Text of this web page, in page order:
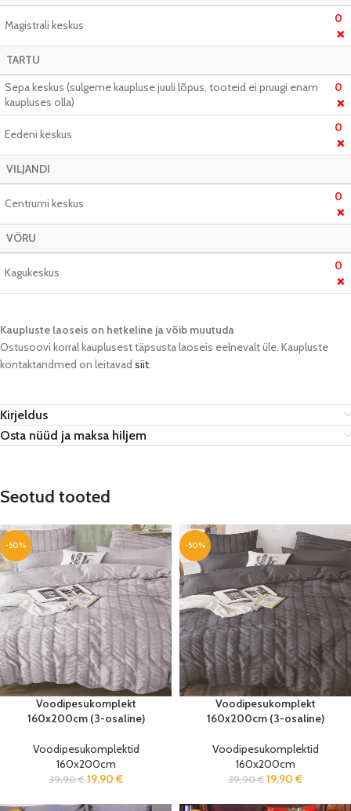
Magistrali keskus 0
❌
TARTU
Sepa keskus (sulgeme kaupluse juuli lõpus, tooteid ei pruugi enam
kaupluses olla)
0
❌
Eedeni keskus 0
❌
VILJANDI
Centrumi keskus 0
❌
VÕRU
Kagukeskus 0
❌
Kaupluste laoseis on hetkeline ja võib muutuda​
Ostusoovi korral kauplusest täpsusta laoseis eelnevalt üle. Kaupluste
kontaktandmed on leitavad siit.
Kirjeldus
Osta nüüd ja maksa hiljem
Seotud tooted
-50%
Voodipesukomplekt
160x200cm (3-osaline)
Voodipesukomplektid
160x200cm
39,90€ 19,90 €
-50%
Voodipesukomplekt
160x200cm (3-osaline)
Voodipesukomplektid
160x200cm
39,90€ 19,90 €